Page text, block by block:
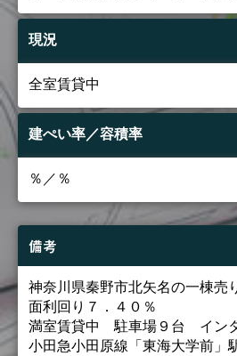
現況
全室賃貸中
建ぺい率／容積率
％／％
備考
神奈川県秦野市北矢名の一棟
面利回り７．４０％
満室賃貸中 駐車場９台 イン
小田急小田原線「東海大学前」